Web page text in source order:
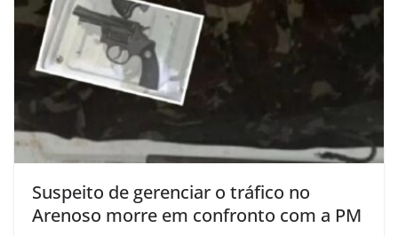
Suspeito de gerenciar o tráfico no
Arenoso morre em confronto com a PM